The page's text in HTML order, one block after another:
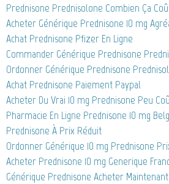
Prednisone Prednisolone Combien Ça
Acheter Générique Prednisone 10 mg
Achat Prednisone Pfizer En Ligne
Commander Générique Prednisone
Ordonner Générique Prednisone
Achat Prednisone Paiement Paypal
Acheter Du Vrai 10 mg Prednisone Peu
Pharmacie En Ligne Prednisone 10 mg
Prednisone À Prix Réduit
Ordonner Générique 10 mg Prednisone
Acheter Prednisone 10 mg Generique
Générique Prednisone Acheter Maintenant